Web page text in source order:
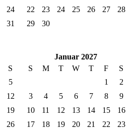
24
31
22
23 24 25 26 27
28
29
30
S
5
12
19
26
Januar 2027
S
M T W T F
S
1
2
3
4 5 6 7 8
9
10
11 12 13 14 15
16
17
18 19 20 21 22
23